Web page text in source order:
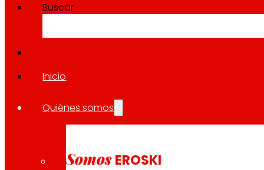
Buscar
Inicio
Quiénes somos
Somos EROSKI
Sala de prensa
Volver a todas las noticias
09.03.2023